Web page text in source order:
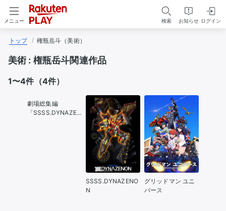
メニュー 検索 お知らせ ログイン
トップ 権瓶岳斗（美術）
美術 : 権瓶岳斗関連作品
1〜4件（4件）
劇場総集編
「SSSS.DYNAZEN
SSSS.DYNAZENO
N
グリッドマン ユニ
バース